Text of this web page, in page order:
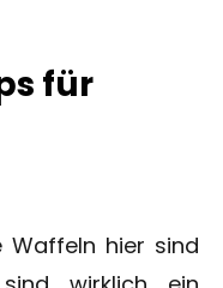
für
Waffeln hier sind